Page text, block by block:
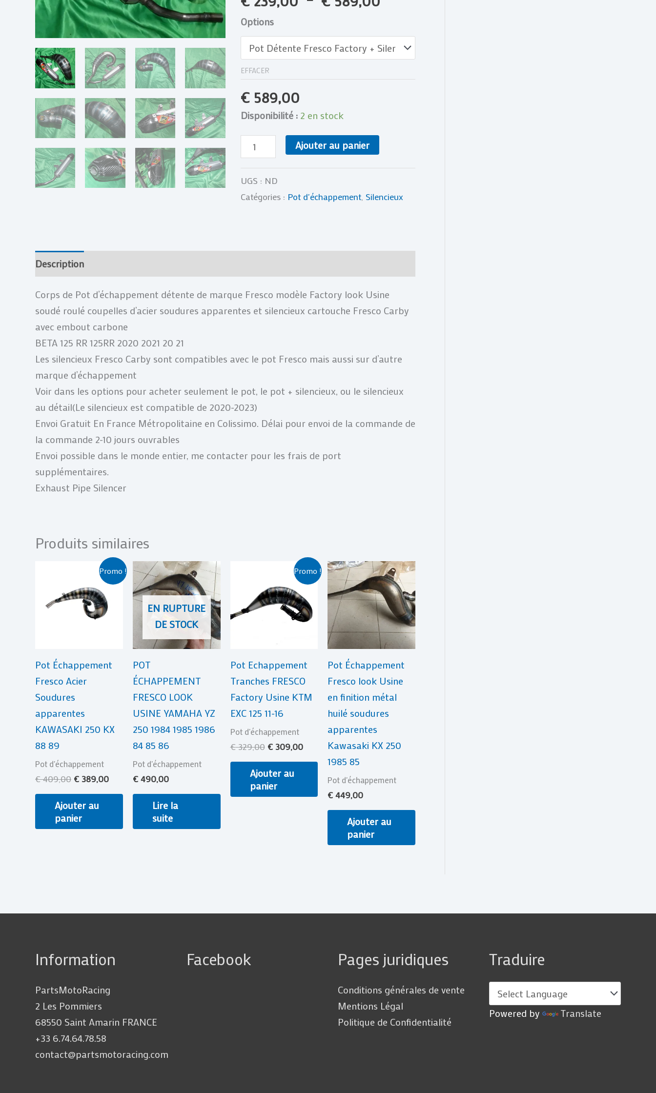
Options
EFFACER
€589,00
Disponibilité : 2 en stock
2020
20
21
Ajouter au panier
UGS : ND
Catégories : Pot d'échappement, Silencieux
Description
Corps de Pot d’échappement détente de marque Fresco modèle Factory look Usine
soudé roulé coupelles d’acier soudures apparentes et silencieux cartouche Fresco Carby
avec embout carbone
BETA 125 RR 125RR 2020 2021 20 21
Les silencieux Fresco Carby sont compatibles avec le pot Fresco mais aussi sur d’autre
marque d’échappement
Voir dans les options pour acheter seulement le pot, le pot + silencieux, ou le silencieux
au détail(Le silencieux est compatible de 2020-2023)
Envoi Gratuit En France Métropolitaine en Colissimo. Délai pour envoi de la commande de
la commande 2-10 jours ouvrables
Envoi possible dans le monde entier, me contacter pour les frais de port
supplémentaires.
Exhaust Pipe Silencer
Produits similaires
Promo !
Pot Échappement
Fresco Acier
Soudures
apparentes
KAWASAKI 250 KX
88 89
Pot d'échappement
€409,00
initial
était :
€ 409,00.
€ 389,00
prix
Ajouter au
panier
EN RUPTURE
DE STOCK
POT
ÉCHAPPEMENT
FRESCO LOOK
USINE YAMAHA YZ
250 1984 1985 1986
84 85 86
Pot d'échappement
€490,00
Lire la
suite
Promo !
Pot Echappement
Tranches FRESCO
Factory Usine KTM
EXC 125 11-16
Pot d'échappement
€329,00
initial
était :
€ 329,00.
€309,00
prix
est :
€ 309,00.
Ajouter au
panier
Pot Échappement
Fresco look Usine
en finition métal
huilé soudures
apparentes
Kawasaki KX 250
1985 85
Pot d'échappement
€ 449,00
Ajouter au
panier
Information
PartsMotoRacing
2 Les Pommiers
68550 Saint Amarin FRANCE
+33 6.74.64.78.58
contact@partsmotoracing.com
Facebook Pages juridiques
Conditions générales de vente
Mentions Légal
Politique de Confidentialité
Traduire
Powered by Translate